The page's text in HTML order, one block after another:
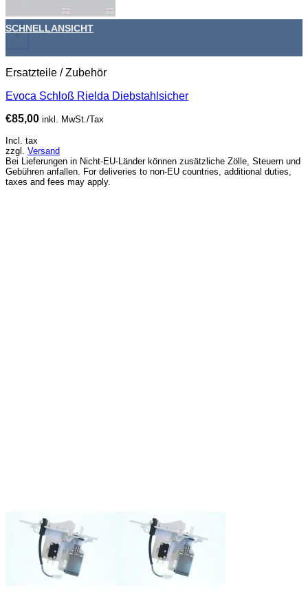
+
SCHNELLANSICHT
Ersatzteile / Zubehör
Evoca Schloß Rielda Diebstahlsicher
€85,00 inkl. MwSt./Tax
Incl. tax
zzgl. Versand
Bei Lieferungen in Nicht-EU-Länder können zusätzliche Zölle, Steuern und
Gebühren anfallen. For deliveries to non-EU countries, additional duties,
taxes and fees may apply.